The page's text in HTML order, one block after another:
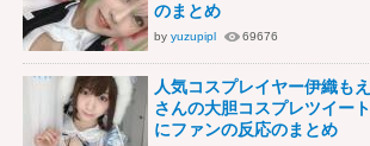
のまとめ
by yuzupipl 69676
人気コスプレイヤー伊織もえ
さんの大胆コスプレツイート
にファンの反応のまとめ